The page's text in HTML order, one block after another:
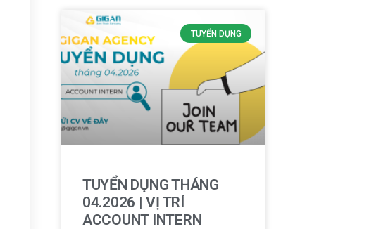
TUYỂN DỤNG
TUYỂN DỤNG THÁNG
04.2026 | VỊ TRÍ
ACCOUNT INTERN